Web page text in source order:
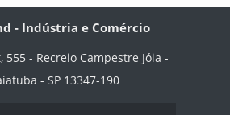
- Indústria e Comércio
555 - Recreio Campestre Jóia -
- SP 13347-190